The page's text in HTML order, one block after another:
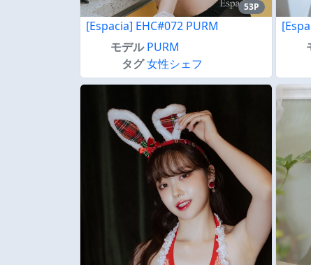
53P
[Espacia] EHC#072 PURM
モデル PURM
タグ女性シェフ